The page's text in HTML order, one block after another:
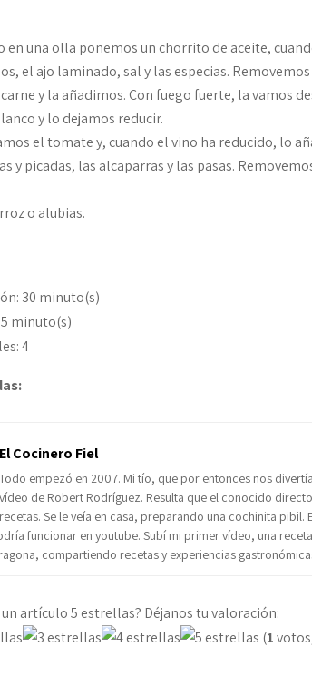
en una olla ponemos un chorrito de aceite,
el ajo laminado, sal y las especias.
y la añadimos. Con fuego fuerte, la vamos
y lo dejamos reducir.
el tomate y, cuando el vino ha reducido, lo
y picadas, las alcaparras y las pasas.
o alubias.
30 minuto(s)
minuto(s)
4
El Cocinero Fiel
Todo empezó en 2007. Mi tío, que por entonces nos
vídeo de Robert Rodríguez. Resulta que el conocido
recetas. Se le veía en casa, preparando una cochinita
funcionar en youtube. Subí mi primer vídeo, una
compartiendo recetas y experiencias
un artículo 5 estrellas? Déjanos tu valoración:
(1